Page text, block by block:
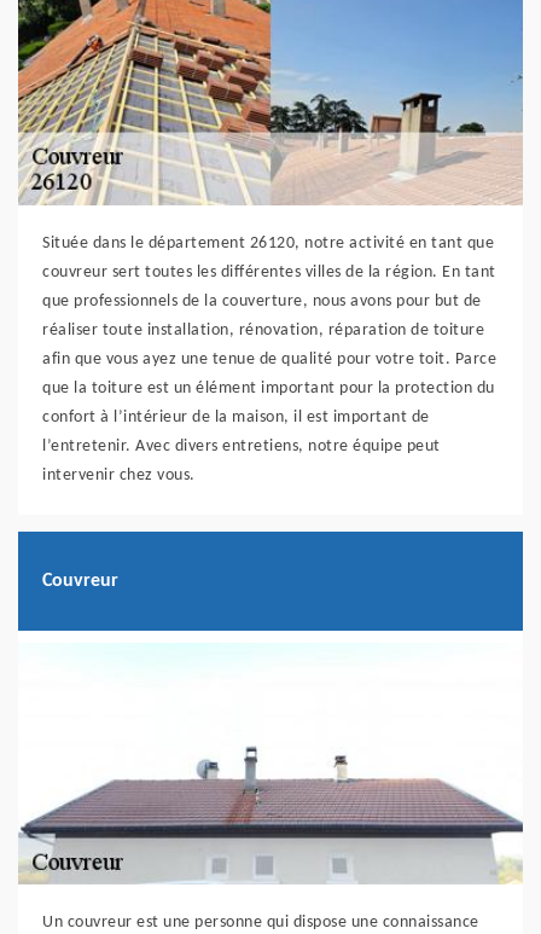
Située dans le département 26120, notre activité en tant que
couvreur sert toutes les différentes villes de la région. En tant
que professionnels de la couverture, nous avons pour but de
réaliser toute installation, rénovation, réparation de toiture
afin que vous ayez une tenue de qualité pour votre toit. Parce
que la toiture est un élément important pour la protection du
confort à l’intérieur de la maison, il est important de
l’entretenir. Avec divers entretiens, notre équipe peut
intervenir chez vous.
Couvreur
Un couvreur est une personne qui dispose une connaissance